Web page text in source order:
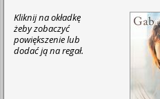
Kliknij na okładkę
żeby zobaczyć
powiększenie lub
dodać ją na regał.